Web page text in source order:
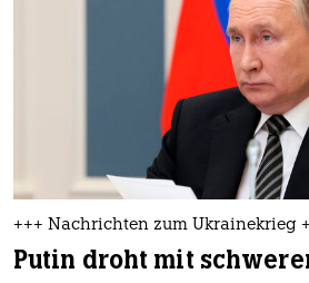
+++ Nachrichten zum Ukrainekrieg
Putin droht mit